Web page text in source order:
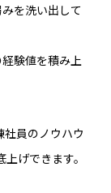
を洗い出して
験値を積み上
員のノウハウ
げできます。